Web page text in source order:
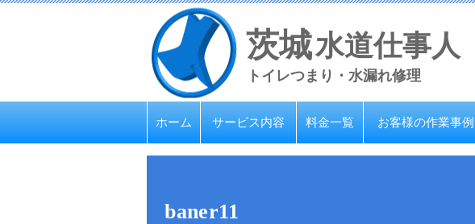
茨城水道仕事人
トイレつまり・水漏れ修理
ホーム サービス内容 料金一覧 お客様の作業事例
baner11